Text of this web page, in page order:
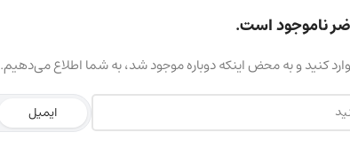
ناموجود است.
کنید و به محض اینکه دوباره موجود شد، به شما اطلاع می‌دهیم.
ایمیل